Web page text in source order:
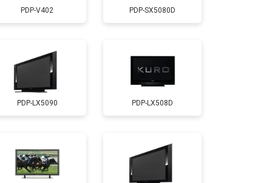
3500 ₽ Заказать
5200 ₽
3100 ₽ Заказать
3700 ₽ Заказать
PDP-V402 PDP-SX5080D
PDP-LX5090 PDP-LX508D